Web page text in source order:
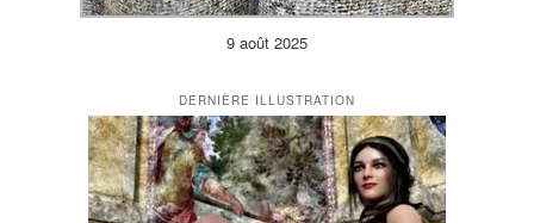
9 août 2025
DERNIÈRE ILLUSTRATION